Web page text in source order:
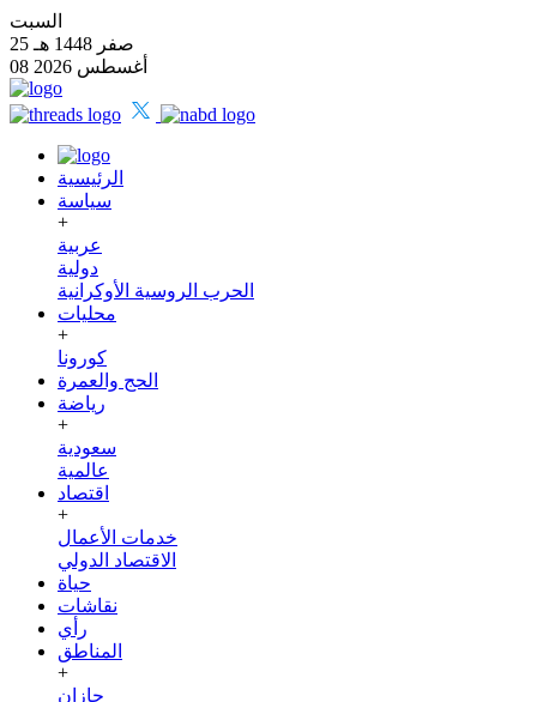
السبت
25 صفر 1448 هـ
08 أغسطس 2026
الرئيسية
سياسة
+
عربية
دولية
الحرب الروسية الأوكرانية
محليات
+
كورونا
الحج والعمرة
رياضة
+
سعودية
عالمية
اقتصاد
+
خدمات الأعمال
الاقتصاد الدولي
حياة
نقاشات
رأي
المناطق
+
جازان